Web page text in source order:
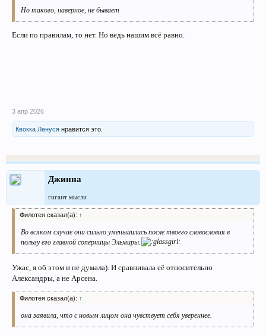
Но такого, наверное, не бывает
Если по правилам, то нет. Но ведь нашим всё равно.
3 апр 2026
Квокка Ленуся нравится это.
Джинна
гигант мысли
Филотея сказал(а): ↑
Во всяком случае они сильно уменьшились после твоего словословия в
пользу его главной соперницы Эльмиры.
Ужас, я об этом и не думала). И сравнивала её относительно
Александры, а не Арсена.
Филотея сказал(а): ↑
она заявила, что с новым лицом она чувствует себя увереннее.